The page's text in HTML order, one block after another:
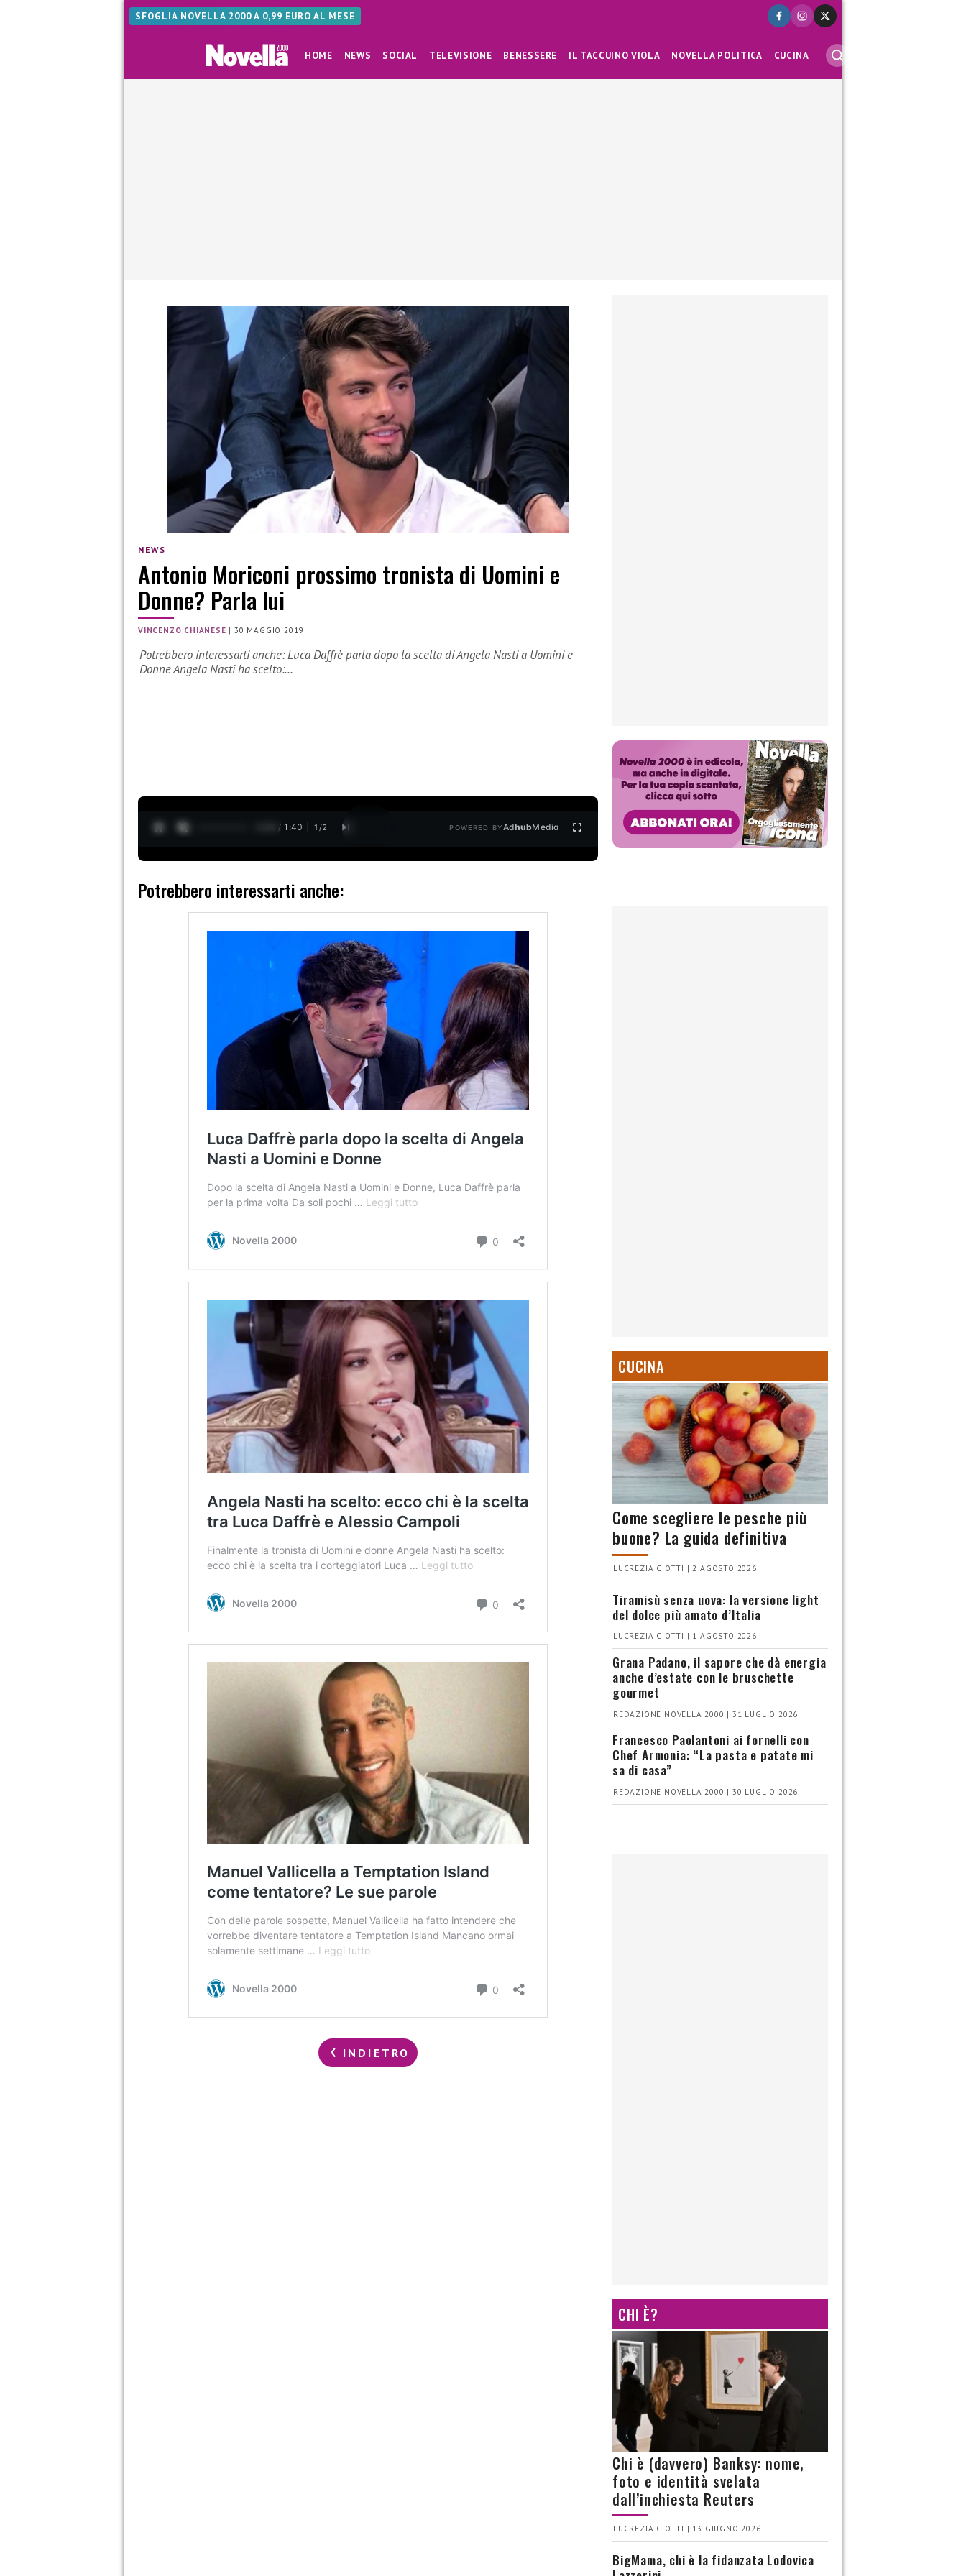
SFOGLIA NOVELLA 2000 A 0,99 EURO AL MESE
HOME NEWS SOCIAL TELEVISIONE BENESSERE IL TACCUINO VIOLA NOVELLA POLITICA CUCINA
NEWS
Antonio Moriconi prossimo tronista di Uomini e
Donne? Parla lui
VINCENZO CHIANESE |30 MAGGIO 2019
Potrebbero interessarti anche: Luca Daffrè parla dopo la scelta di Angela Nasti a Uomini e
Donne Angela Nasti ha scelto:…
0:29 / 1:40 1 /2 POWERED BYAdhubMedia
Potrebbero interessarti anche:
INDIETRO
CUCINA
Come scegliere le pesche più
buone? La guida definitiva
LUCREZIA CIOTTI | 2 AGOSTO 2026
Tiramisù senza uova: la versione light
del dolce più amato d’Italia
LUCREZIA CIOTTI | 1 AGOSTO 2026
Grana Padano, il sapore che dà energia
anche d’estate con le bruschette
gourmet
REDAZIONE NOVELLA 2000 | 31 LUGLIO 2026
Francesco Paolantoni ai fornelli con
Chef Armonia: “La pasta e patate mi
sa di casa”
REDAZIONE NOVELLA 2000 | 30 LUGLIO 2026
CHI È?
Chi è (davvero) Banksy: nome,
foto e identità svelata
dall’inchiesta Reuters
LUCREZIA CIOTTI | 13 GIUGNO 2026
BigMama, chi è la fidanzata Lodovica